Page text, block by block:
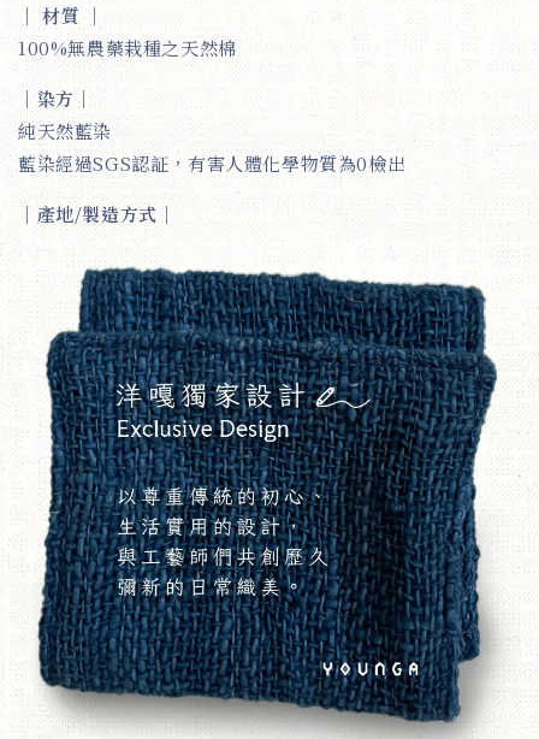
｜ 材質
｜
100%無農藥栽種之天然棉
｜ 染方 ｜
純天然藍染
藍染經過SGS認証，有害人體化學物質為0檢出
｜ 產地/製造方式 ｜